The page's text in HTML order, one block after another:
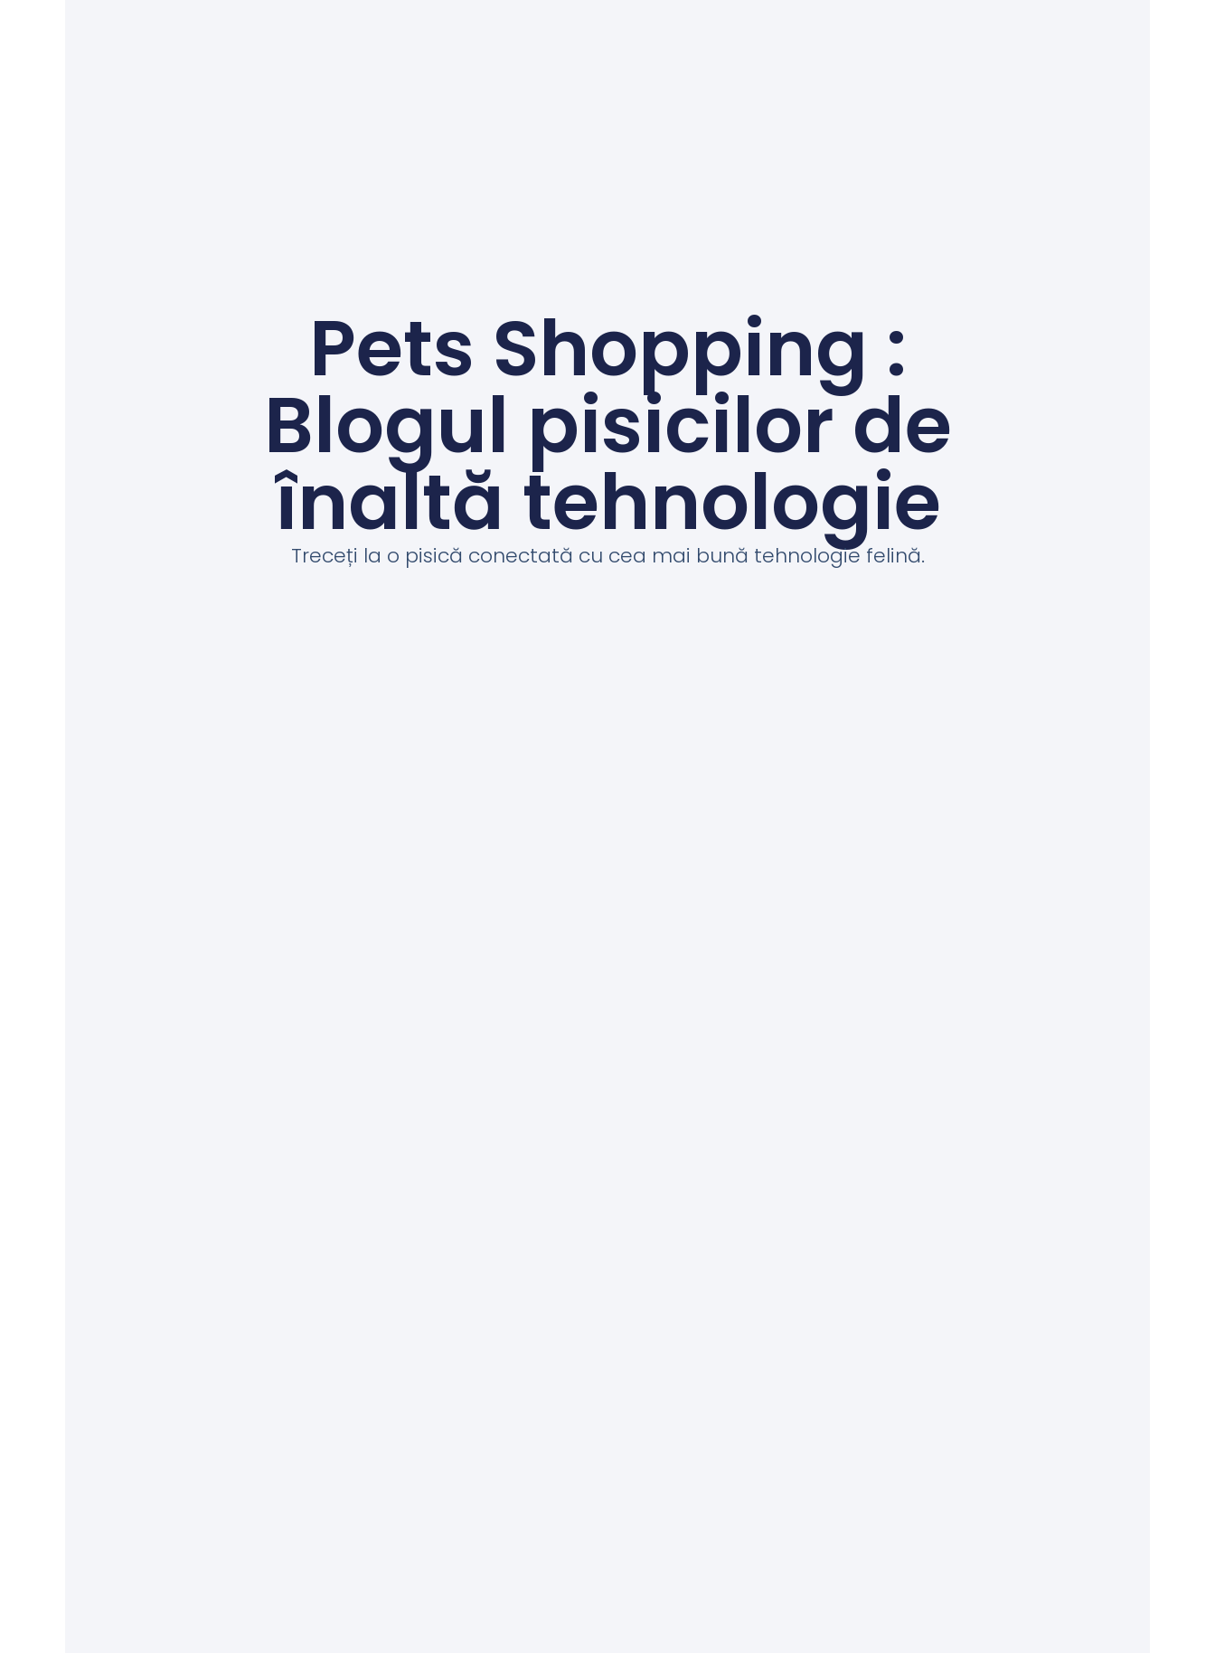
Pets Shopping :
Blogul pisicilor de
înaltă tehnologie
Treceți la o pisică conectată cu cea mai bună tehnologie felină.